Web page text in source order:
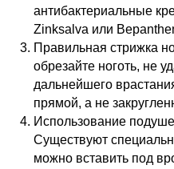
антибактериальные
Zinksalva или
Правильная стрижка
обрезайте ноготь, не
дальнейшего
прямой, а не
Использование
Существуют
можно вставить под